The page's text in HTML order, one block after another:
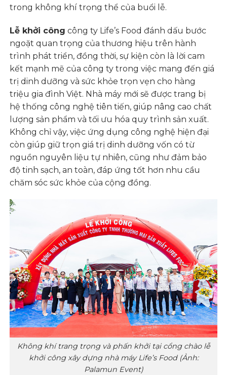
trong không khí trọng thể của buổi lễ.
Lễ khởi công công ty Life’s Food đánh dấu bước
ngoặt quan trọng của thương hiệu trên hành
trình phát triển, đồng thời, sự kiện còn là lời cam
kết mạnh mẽ của công ty trong việc mang đến giá
trị dinh dưỡng và sức khỏe trọn vẹn cho hàng
triệu gia đình Việt. Nhà máy mới sẽ được trang bị
hệ thống công nghệ tiên tiến, giúp nâng cao chất
lượng sản phẩm và tối ưu hóa quy trình sản xuất.
Không chỉ vậy, việc ứng dụng công nghệ hiện đại
còn giúp giữ trọn giá trị dinh dưỡng vốn có từ
nguồn nguyên liệu tự nhiên, cũng như đảm bảo
độ tinh sạch, an toàn, đáp ứng tốt hơn nhu cầu
chăm sóc sức khỏe của cộng đồng.
Không khí trang trọng và phấn khởi tại cổng chào lễ
khởi công xây dựng nhà máy Life’s Food (Ảnh:
Palamun Event)